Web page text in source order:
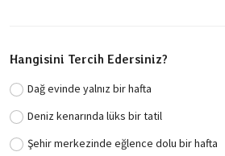
Hangisini Tercih Edersiniz?
Dağ evinde yalnız bir hafta
Deniz kenarında lüks bir tatil
Şehir merkezinde eğlence dolu bir hafta